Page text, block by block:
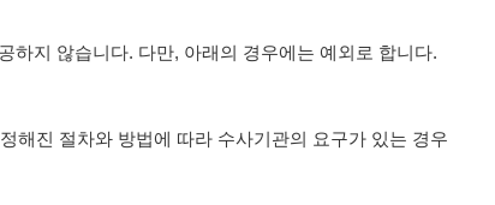
하지 않습니다. 다만, 아래의 경우에는 예외로 합니다.
해진 절차와 방법에 따라 수사기관의 요구가 있는 경우